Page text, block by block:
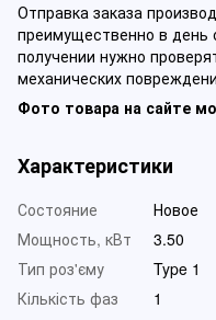
Отправка заказа
преимущественно в день
получении нужно
механических
Фото товара на сайте
Характеристики
Состояние
Новое
Мощность, кВт
3.50
Тип роз'єму
Type 1
Кількість фаз
1